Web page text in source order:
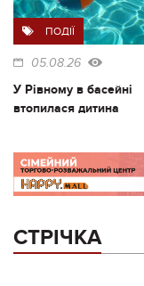
ПОДІЇ
05.08.26
У Рівному в басейні
втопилася дитина
СТРІЧКА